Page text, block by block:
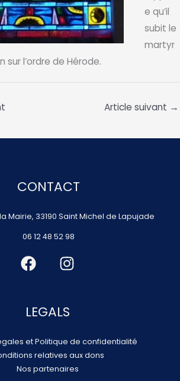
e qu’il
subit le
martyr
l’ordre de Hérode.
Article suivant →
CONTACT
Mairie, 33190 Saint Michel de Lapujade
06 12 48 52 98
LEGALS
et Politique de confidentialité
relatives aux dons
Nos partenaires